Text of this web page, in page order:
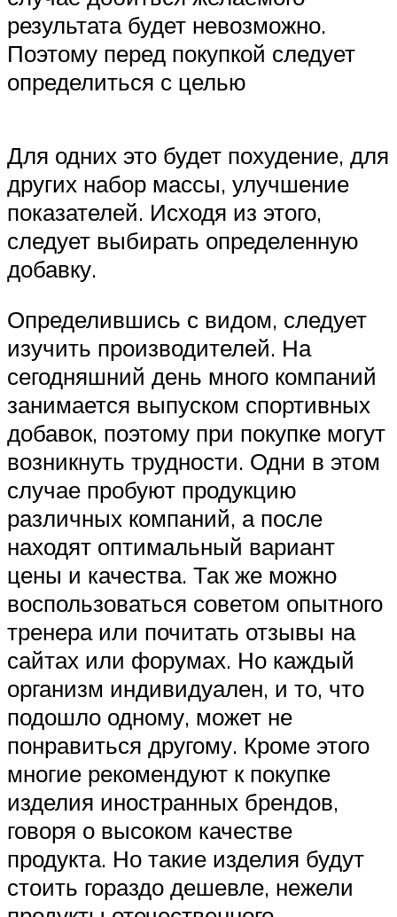
результата будет невозможно.
Поэтому перед покупкой следует
определиться с целью
Для одних это будет похудение, для
других набор массы, улучшение
показателей. Исходя из этого,
следует выбирать определенную
добавку.
Определившись с видом, следует
изучить производителей. На
сегодняшний день много компаний
занимается выпуском спортивных
добавок, поэтому при покупке могут
возникнуть трудности. Одни в этом
случае пробуют продукцию
различных компаний, а после
находят оптимальный вариант
цены и качества. Так же можно
воспользоваться советом опытного
тренера или почитать отзывы на
сайтах или форумах. Но каждый
организм индивидуален, и то, что
подошло одному, может не
понравиться другому. Кроме этого
многие рекомендуют к покупке
изделия иностранных брендов,
говоря о высоком качестве
продукта. Но такие изделия будут
стоить гораздо дешевле, нежели